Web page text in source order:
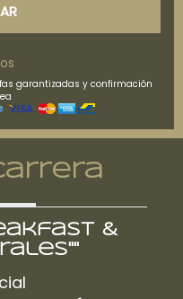
garantizadas y confirmación
&